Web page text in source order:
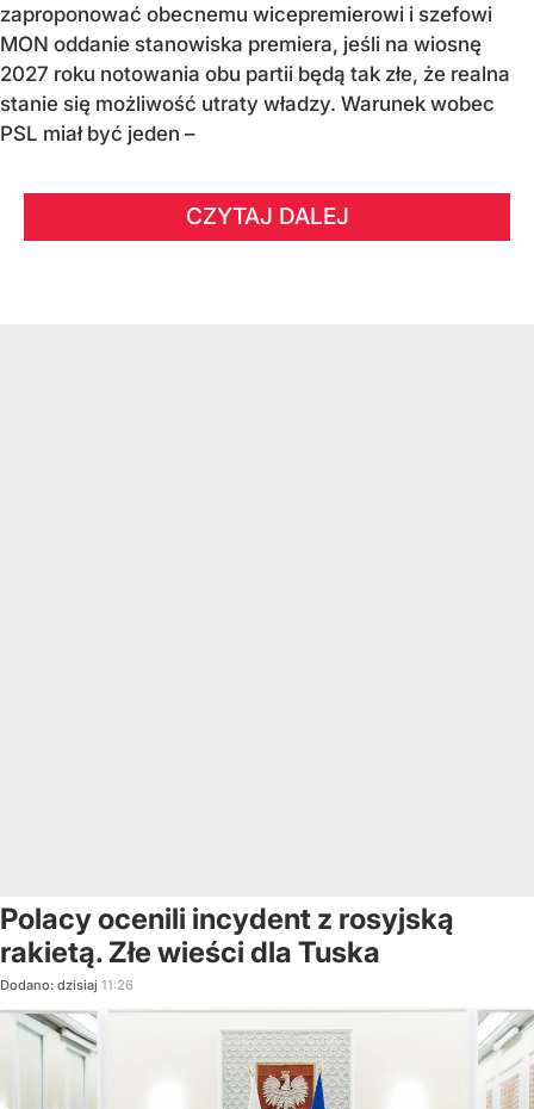
zaproponować obecnemu wicepremierowi i szefowi
MON oddanie stanowiska premiera, jeśli na wiosnę
2027 roku notowania obu partii będą tak złe, że realna
stanie się możliwość utraty władzy. Warunek wobec
PSL miał być jeden –
CZYTAJ DALEJ
Polacy ocenili incydent z rosyjską
rakietą. Złe wieści dla Tuska
Dodano: dzisiaj 11:26